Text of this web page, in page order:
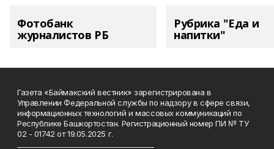
Фотобанк
журналистов РБ
Рубрика "Еда и
напитки"
Газета «Баймакский вестник» зарегистрирована в
Управлении Федеральной службы по надзору в сфере связи,
информационных технологий и массовых коммуникаций по
Республике Башкортостан. Регистрационный номер ПИ № ТУ
02 - 01742 от 19.05.2025 г.